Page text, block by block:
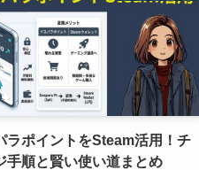
ラポイントをSteam活用！チ
手順と賢い使い道まとめ